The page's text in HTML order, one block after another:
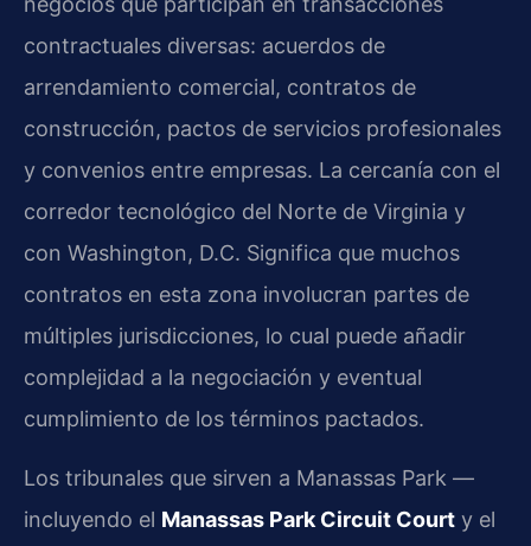
contractuales diversas: acuerdos de
arrendamiento comercial, contratos de
construcción, pactos de servicios profesionales
y convenios entre empresas. La cercanía con el
corredor tecnológico del Norte de Virginia y
con Washington, D.C. Significa que muchos
contratos en esta zona involucran partes de
múltiples jurisdicciones, lo cual puede añadir
complejidad a la negociación y eventual
cumplimiento de los términos pactados.
Los tribunales que sirven a Manassas Park —
incluyendo el Manassas Park Circuit Court y el